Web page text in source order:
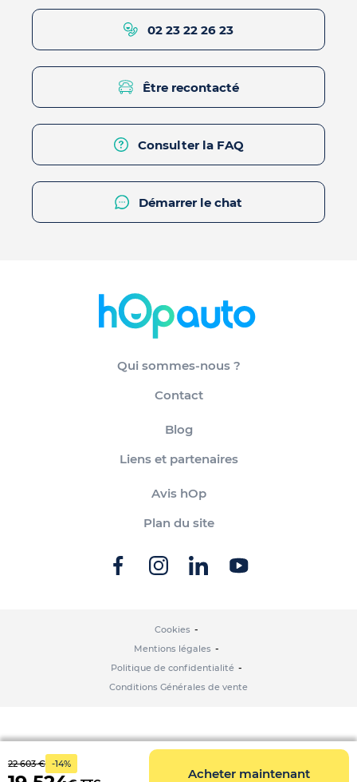
22 603 € -14%
Acheter maintenant
02 23 22 26 23
Être recontacté
Consulter la FAQ
Démarrer le chat
Qui sommes-nous ?
Contact
Blog
Liens et partenaires
Avis hOp
Plan du site
Cookies
Mentions légales
Politique de confidentialité
Conditions Générales de vente